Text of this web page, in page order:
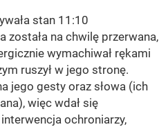
stan 11:10
została na chwilę przerwana,
wymachiwał rękami
ruszył w jego stronę.
jego gesty oraz słowa (ich
więc wdał się
ochroniarzy,